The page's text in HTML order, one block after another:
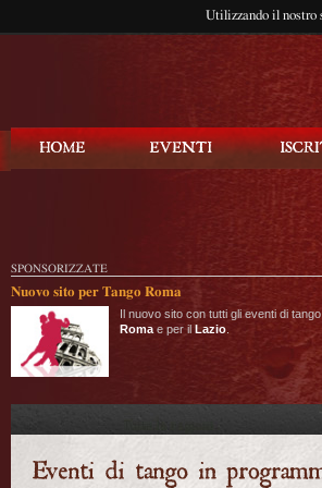
Utilizzando il nostro
SPONSORIZZATE
Nuovo sito per Tango Roma
Il nuovo sito con tutti gli eventi di
Roma e per il Lazio